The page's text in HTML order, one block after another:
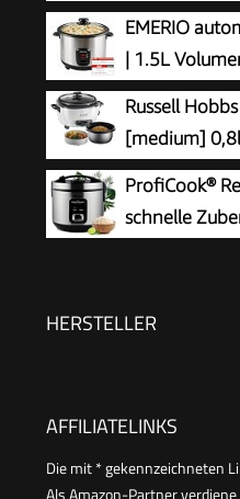
Inklusive Messbecher
6142
EMERIO
| 1.5L
Auto Off |
Glasdeckel | inkl
Schongarer | 500 Watt |
110118.5
Russell
[medium]
Einsatz,
antihaftbeschichteter
Messbecher)
ProfiCook®
schnelle
Reiskocher mit
HERSTELLER
AFFILIATELINKS
Die mit * gekennzeichneten
Als Amazon-Partner